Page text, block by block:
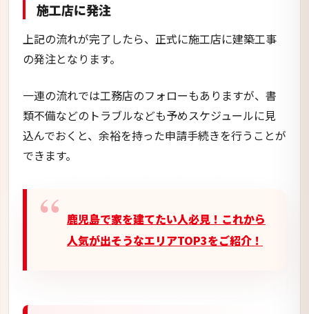
施工店に発注
上記の流れが完了したら、正式に施工店に建築工事
の発注となります。
一連の流れでは工務店のフォローもありますが、書
類不備などのトラブルなども予めスケジュールに見
込んでおくと、余裕を持った申請手続きを行うことが
できます。
鹿児島で家を建てたい人必見！これから
人気が出そうなエリアTOP3をご紹介！